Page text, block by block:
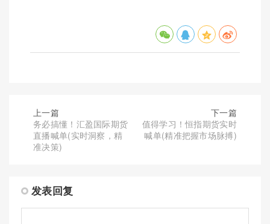
上一篇
务必搞懂！汇盈国际期货
直播喊单(实时洞察，精
准决策)
下一篇
值得学习！恒指期货实时
喊单(精准把握市场脉搏)
发表回复